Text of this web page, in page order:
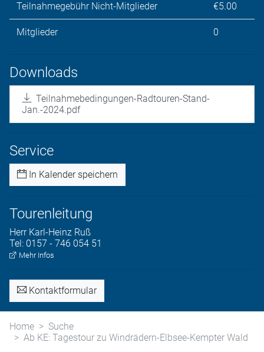
Teilnahmegebühr Nicht-Mitglieder €5.00
Mitglieder 0
Downloads
Teilnahmebedingungen-Radtouren-Stand-
Jan.-2024.pdf
Service
In Kalender speichern
Tourenleitung
Herr Karl-Heinz Ruß
Tel: 0157 - 746 054 51
Mehr Infos
Kontaktformular
Home
Suche
Ab KE: Tagestour zu Windrädern-Elbsee-Kempter Wald